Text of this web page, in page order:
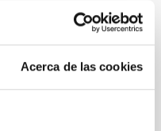
Acerca de las cookies